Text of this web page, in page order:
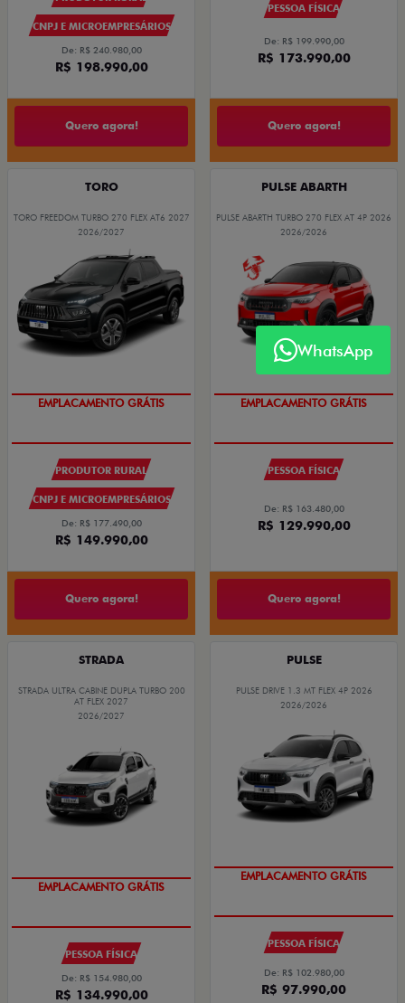
CNPJ E MICROEMPRESÁRIOS
De: R$ 240.980,00
R$ 198.990,00
Quero agora!
PESSOA FÍSICA
De: R$ 199.990,00
R$ 173.990,00
Quero agora!
TORO
TORO FREEDOM TURBO 270 FLEX AT6 2027
2026/2027
EMPLACAMENTO GRÁTIS
PRODUTOR RURAL
CNPJ E MICROEMPRESÁRIOS
De: R$ 177.490,00
R$ 149.990,00
Quero agora!
PULSE ABARTH
PULSE ABARTH TURBO 270 FLEX AT 4P 2026
2026/2026
EMPLACAMENTO GRÁTIS
PESSOA FÍSICA
De: R$ 163.480,00
R$ 129.990,00
Quero agora!
STRADA
STRADA ULTRA CABINE DUPLA TURBO 200
AT FLEX 2027
2026/2027
EMPLACAMENTO GRÁTIS
PESSOA FÍSICA
De: R$ 154.980,00
R$ 134.990,00
PULSE
PULSE DRIVE 1.3 MT FLEX 4P 2026
2026/2026
EMPLACAMENTO GRÁTIS
PESSOA FÍSICA
De: R$ 102.980,00
R$ 97.990,00
WhatsApp